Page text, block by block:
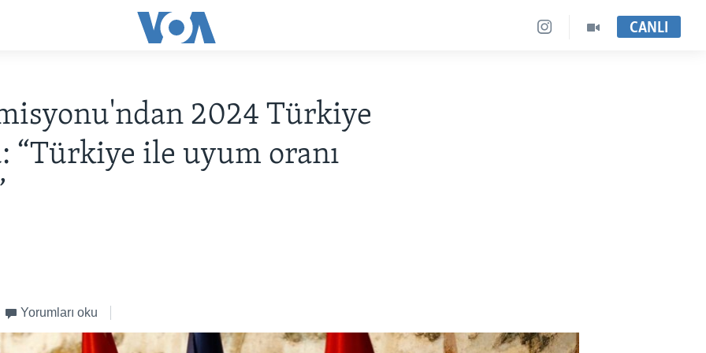
CANLI
2024 Türkiye
“Türkiye ile uyum oranı
Yorumları oku